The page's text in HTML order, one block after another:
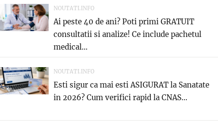
NOUTATI.INFO
Ai peste 40 de ani? Poti primi GRATUIT
consultatii si analize! Ce include pachetul
medical...
NOUTATI.INFO
Esti sigur ca mai esti ASIGURAT la Sanatate
in 2026? Cum verifici rapid la CNAS...